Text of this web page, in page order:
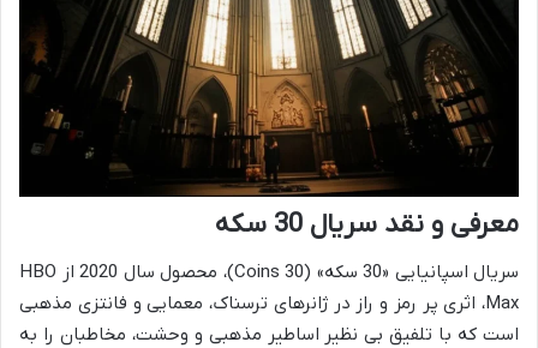
معرفی و نقد سریال 30 سکه
سریال اسپانیایی «30 سکه» (30 Coins)، محصول سال 2020 از HBO
Max، اثری پر رمز و راز در ژانرهای ترسناک، معمایی و فانتزی مذهبی
است که با تلفیق بی نظیر اساطیر مذهبی و وحشت، مخاطبان را به